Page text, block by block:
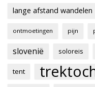
lange afstand wandelen
ontmoetingen pijn
slovenië soloreis
tent